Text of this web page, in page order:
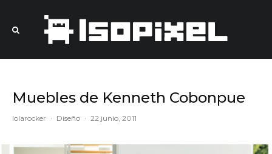
Muebles de Kenneth Cobonpue
lolarocker · Diseño · 22 junio, 2011